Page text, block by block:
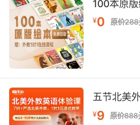
计，要求交互界面符合认知习
列需实现3米远场拾音而无需
71玩具安全标准虽非强制，
为童品配件参考，确保塑
留。斯坦福教育技术研究中
500小时连续运行测试，以
的稳定性需求。VIPKID实验
ANSI/BHMA 156.25网络传输
率下降至0.7%。
100本原
¥0 原价288
五节北美
¥9 原价888